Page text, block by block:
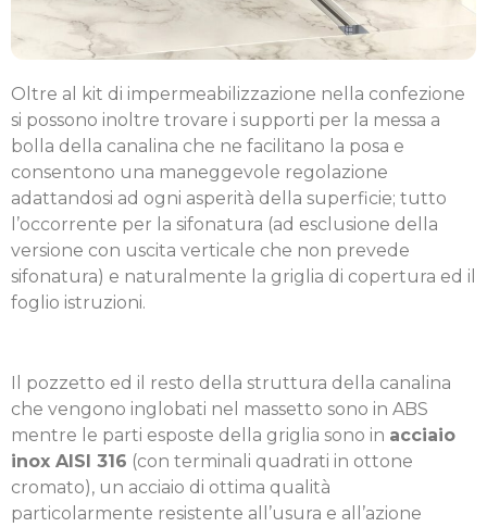
Oltre al kit di impermeabilizzazione nella confezione
si possono inoltre trovare i supporti per la messa a
bolla della canalina che ne facilitano la posa e
consentono una maneggevole regolazione
adattandosi ad ogni asperità della superficie; tutto
l’occorrente per la sifonatura (ad esclusione della
versione con uscita verticale che non prevede
sifonatura) e naturalmente la griglia di copertura ed il
foglio istruzioni.
Il pozzetto ed il resto della struttura della canalina
che vengono inglobati nel massetto sono in ABS
mentre le parti esposte della griglia sono in acciaio
inox AISI 316 (con terminali quadrati in ottone
cromato), un acciaio di ottima qualità
particolarmente resistente all’usura e all’azione